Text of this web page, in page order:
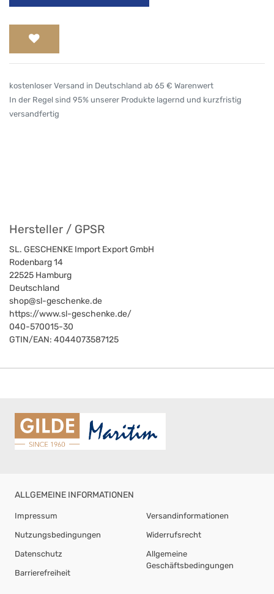
kostenloser Versand in Deutschland ab 65 € Warenwert
In der Regel sind 95% unserer Produkte lagernd und kurzfristig
versandfertig
Hersteller / GPSR
SL. GESCHENKE Import Export GmbH
Rodenbarg 14
22525 Hamburg
Deutschland
shop@sl-geschenke.de
https://www.sl-geschenke.de/
040-570015-30
GTIN/EAN: 4044073587125
ALLGEMEINE INFORMATIONEN
Impressum
Nutzungsbedingungen
Datenschutz
Barrierefreiheit
Versandinformationen
Widerrufsrecht
Allgemeine
Geschäftsbedingungen